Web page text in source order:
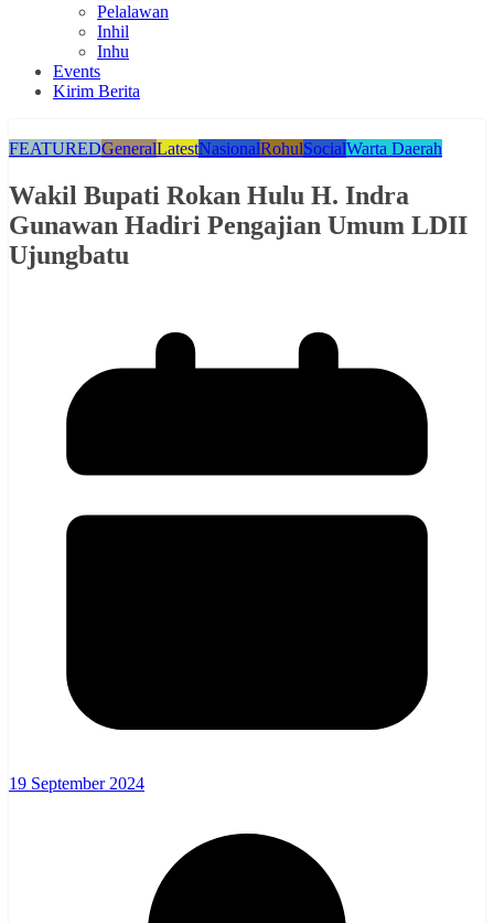
Pelalawan
Inhil
Inhu
Events
Kirim Berita
FEATUREDGeneralLatestNasionalRohulSocialWarta Daerah
Wakil Bupati Rokan Hulu H. Indra
Gunawan Hadiri Pengajian Umum LDII
Ujungbatu
19 September 2024